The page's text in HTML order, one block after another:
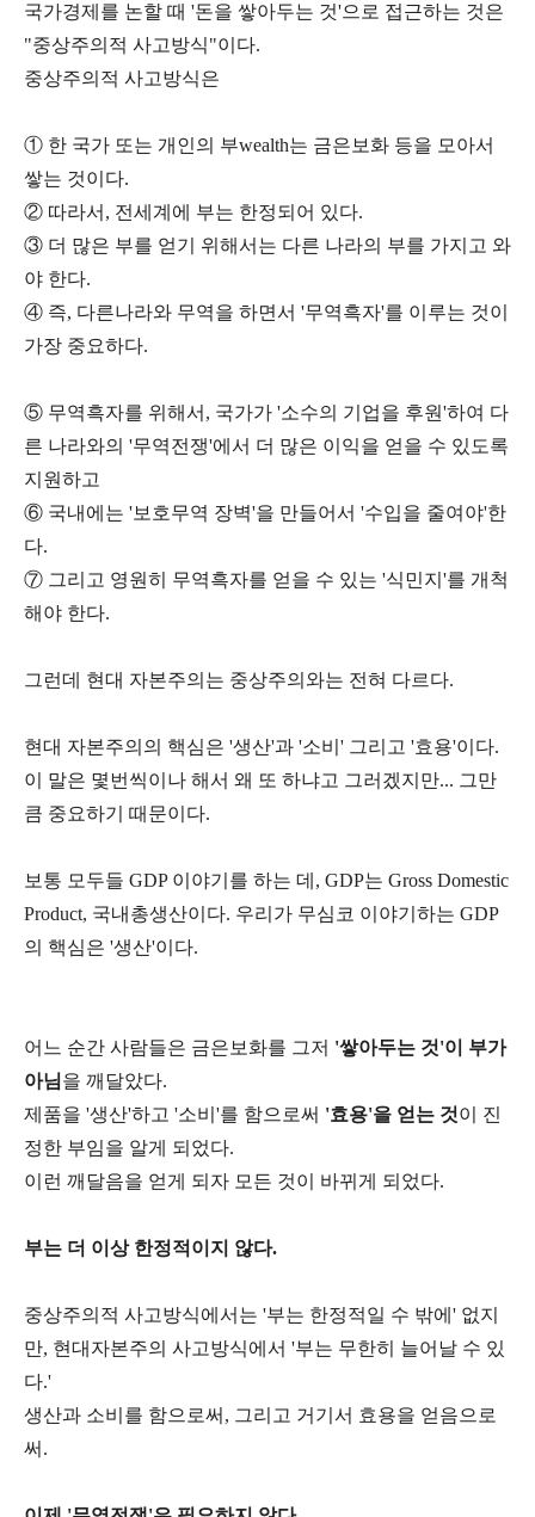
국가경제를 논할 때 '돈을 쌓아두는 것'으로 접근하는 것은
"중상주의적 사고방식"이다.
중상주의적 사고방식은
① 한 국가 또는 개인의 부wealth는 금은보화 등을 모아서
쌓는 것이다.
② 따라서, 전세계에 부는 한정되어 있다.
③ 더 많은 부를 얻기 위해서는 다른 나라의 부를 가지고 와
야 한다.
④ 즉, 다른나라와 무역을 하면서 '무역흑자'를 이루는 것이
가장 중요하다.
⑤ 무역흑자를 위해서, 국가가 '소수의 기업을 후원'하여 다
른 나라와의 '무역전쟁'에서 더 많은 이익을 얻을 수 있도록
지원하고
⑥ 국내에는 '보호무역 장벽'을 만들어서 '수입을 줄여야'한
다.
⑦ 그리고 영원히 무역흑자를 얻을 수 있는 '식민지'를 개척
해야 한다.
그런데 현대 자본주의는 중상주의와는 전혀 다르다.
현대 자본주의의 핵심은 '생산'과 '소비' 그리고 '효용'이다.
이 말은 몇번씩이나 해서 왜 또 하냐고 그러겠지만... 그만
큼 중요하기 때문이다.
보통 모두들 GDP 이야기를 하는 데, GDP는 Gross Domestic
Product, 국내총생산이다. 우리가 무심코 이야기하는 GDP
의 핵심은 '생산'이다.
어느 순간 사람들은 금은보화를 그저 '쌓아두는 것'이 부가
아님을 깨달았다.
제품을 '생산'하고 '소비'를 함으로써 '효용'을 얻는 것이 진
정한 부임을 알게 되었다.
이런 깨달음을 얻게 되자 모든 것이 바뀌게 되었다.
부는 더 이상 한정적이지 않다.
중상주의적 사고방식에서는 '부는 한정적일 수 밖에' 없지
만, 현대자본주의 사고방식에서 '부는 무한히 늘어날 수 있
다.'
생산과 소비를 함으로써, 그리고 거기서 효용을 얻음으로
써.